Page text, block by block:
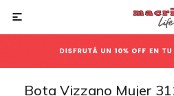

Bota Vizzano Mujer